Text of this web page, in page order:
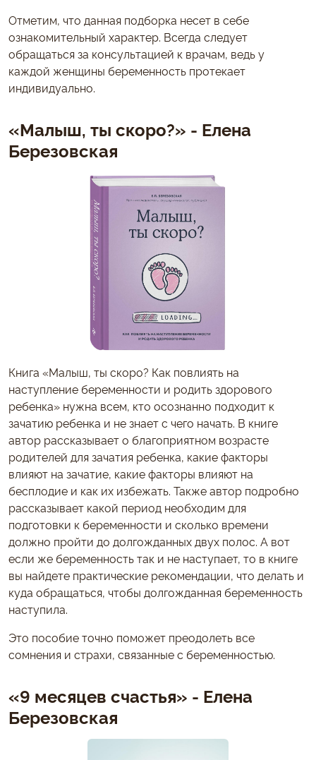
Отметим, что данная подборка несет в себе
ознакомительный характер. Всегда следует
обращаться за консультацией к врачам, ведь у
каждой женщины беременность протекает
индивидуально.
«Малыш, ты скоро?» - Елена
Березовская
Книга «Малыш, ты скоро? Как повлиять на
наступление беременности и родить здорового
ребенка» нужна всем, кто осознанно подходит к
зачатию ребенка и не знает с чего начать. В книге
автор рассказывает о благоприятном возрасте
родителей для зачатия ребенка, какие факторы
влияют на зачатие, какие факторы влияют на
бесплодие и как их избежать. Также автор подробно
рассказывает какой период необходим для
подготовки к беременности и сколько времени
должно пройти до долгожданных двух полос. А вот
если же беременность так и не наступает, то в книге
вы найдете практические рекомендации, что делать и
куда обращаться, чтобы долгожданная беременность
наступила.
Это пособие точно поможет преодолеть все
сомнения и страхи, связанные с беременностью.
«9 месяцев счастья» - Елена
Березовская